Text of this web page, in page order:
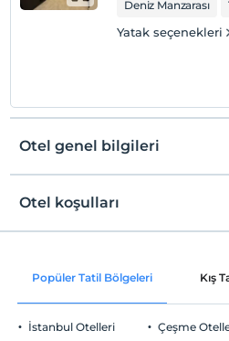
Deniz Manzarası
Yatak seçenekleri
Otel genel bilgileri
Ortak alanlar ve
Otel koşulları
Check/in
Check/out
En geç saat 12:00 ve öncesi
Evcil Hayvan
Popüler Tatil Bölgeleri Kış
İstanbul Otelleri Çeşme